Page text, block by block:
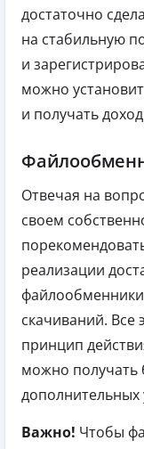
достаточно
на стабильную
и
можно
и получать
Отвечая на
своем
реализации
файлообменники
скачиваний.
принцип
можно получать
дополнительных
Важно! Чтобы